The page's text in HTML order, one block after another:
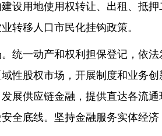
设用地使用权转让、出租、抵
转移人口市民化挂钩政策。
。统一动产和权利担保登记，依
性股权市场，开展制度和业务
展供应链金融，提供直达各流
全底线。坚持金融服务实体经